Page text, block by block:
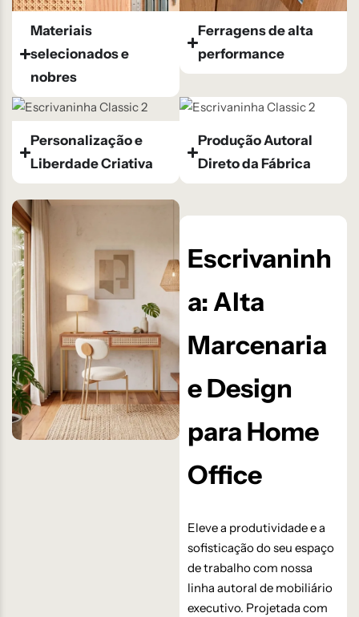
Materiais
selecionados e
nobres
Ferragens de alta
performance
Personalização e
Liberdade Criativa
Produção Autoral
Direto da Fábrica
Escrivaninh
a: Alta
Marcenaria
e Design
para Home
Office
Eleve a produtividade e a
sofisticação do seu espaço
de trabalho com nossa
linha autoral de mobiliário
executivo. Projetada com